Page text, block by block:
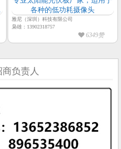
各种的低功耗摄像头
雅尼（深圳）科技有限公司
枭雄：13902318757
6349赞
负责人